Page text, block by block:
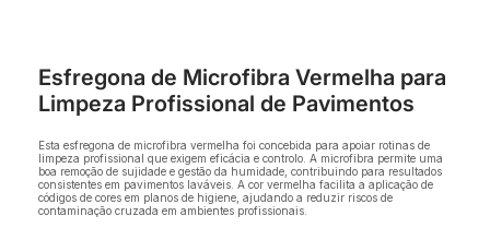
Esfregona de Microfibra Vermelha para
Limpeza Profissional de Pavimentos
Esta esfregona de microfibra vermelha foi concebida para apoiar rotinas de
limpeza profissional que exigem eficácia e controlo. A microfibra permite uma
boa remoção de sujidade e gestão da humidade, contribuindo para resultados
consistentes em pavimentos laváveis. A cor vermelha facilita a aplicação de
códigos de cores em planos de higiene, ajudando a reduzir riscos de
contaminação cruzada em ambientes profissionais.